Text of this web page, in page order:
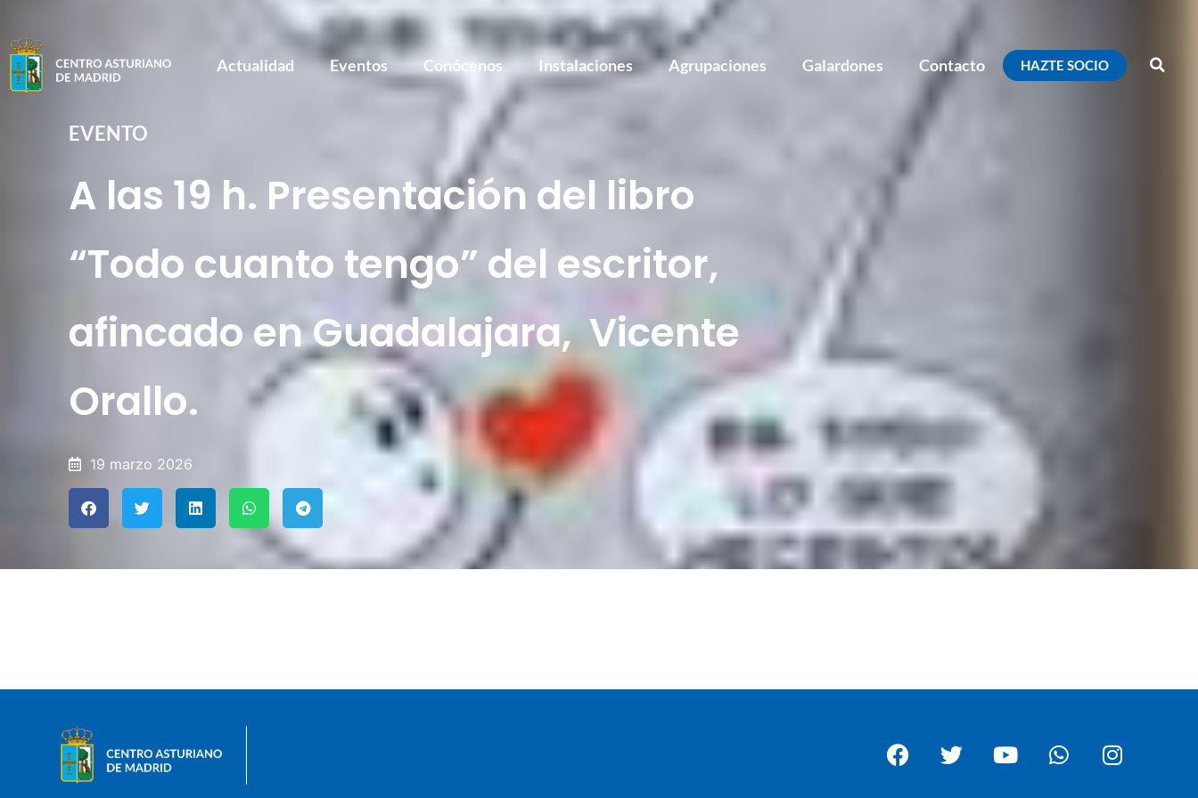
Actualidad Eventos Conócenos Instalaciones Agrupaciones Galardones Contacto HAZTE SOCIO
EVENTO
A las 19 h. Presentación del libro
“Todo cuanto tengo” del escritor,
afincado en Guadalajara, Vicente
Orallo.
19 marzo 2026